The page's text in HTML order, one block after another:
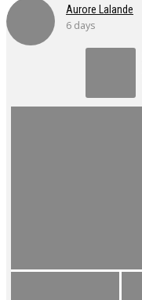
Aurore Lalande
6 days